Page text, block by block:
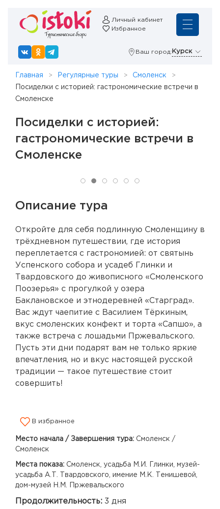
Личный кабинет
Избранное
Ваш город: Курск
Главная Регулярные туры
Смоленск
Посиделки с историей: гастрономические встречи в
Смоленске
Посиделки с историей:
гастрономические встречи в
Смоленске
Описание тура
Откройте для себя подлинную Смоленщину в
трёхдневном путешествии, где история
переплетается с гастрономией: от святынь
Успенского собора и усадеб Глинки и
Твардовского до живописного «Смоленского
Поозерья» с прогулкой у озера
Баклановское и этнодеревней «Старград».
Вас ждут чаепитие с Василием Тёркиным,
вкус смоленских конфект и торта «Сапшо», а
также встреча с лошадьми Пржевальского.
Пусть эти дни подарят вам не только яркие
впечатления, но и вкус настоящей русской
традиции — такое путешествие стоит
совершить!
В избранное
Место начала / Завершения тура: Смоленск /
Смоленск
Места показа: Смоленск, усадьба М.И. Глинки, музей-
усадьба А.Т. Твардовского, имение М.К. Тенишевой,
дом-музей Н.М. Пржевальского
Продолжительность: 3 дня